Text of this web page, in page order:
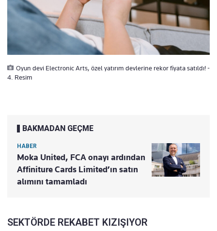
Oyun devi Electronic Arts, özel yatırım devlerine rekor fiyata satıldı! -
4. Resim
BAKMADAN GEÇME
HABER
Moka United, FCA onayı ardından
Affiniture Cards Limited’ın satın
alımını tamamladı
SEKTÖRDE REKABET KIZIŞIYOR